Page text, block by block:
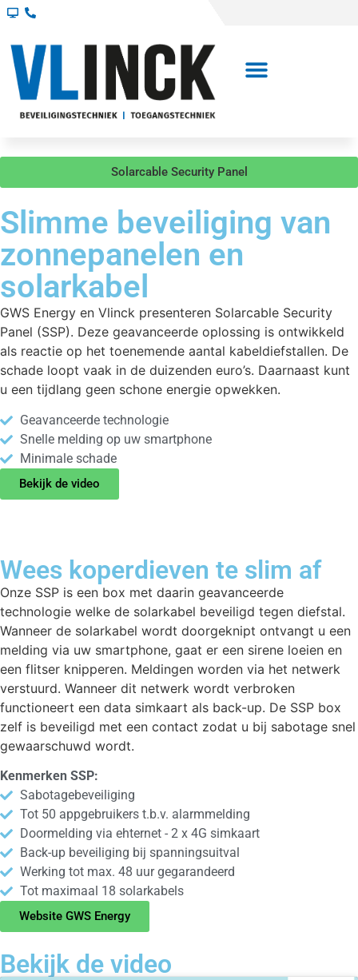
Solarcable Security Panel
Slimme beveiliging van
zonnepanelen en
solarkabel
GWS Energy en Vlinck presenteren Solarcable Security
Panel (SSP). Deze geavanceerde oplossing is ontwikkeld
als reactie op het toenemende aantal kabeldiefstallen. De
schade loopt vaak in de duizenden euro’s. Daarnaast kunt
u een tijdlang geen schone energie opwekken.
Geavanceerde technologie
Snelle melding op uw smartphone
Minimale schade
Bekijk de video
Wees koperdieven te slim af
Onze SSP is een box met daarin geavanceerde
technologie welke de solarkabel beveiligd tegen diefstal.
Wanneer de solarkabel wordt doorgeknipt ontvangt u een
melding via uw smartphone, gaat er een sirene loeien en
een flitser knipperen. Meldingen worden via het netwerk
verstuurd. Wanneer dit netwerk wordt verbroken
functioneert een data simkaart als back-up. De SSP box
zelf is beveiligd met een contact zodat u bij sabotage snel
gewaarschuwd wordt.
Kenmerken SSP:
Sabotagebeveiliging
Tot 50 appgebruikers t.b.v. alarmmelding
Doormelding via ehternet - 2 x 4G simkaart
Back-up beveiliging bij spanningsuitval
Werking tot max. 48 uur gegarandeerd
Tot maximaal 18 solarkabels
Website GWS Energy
Bekijk de video